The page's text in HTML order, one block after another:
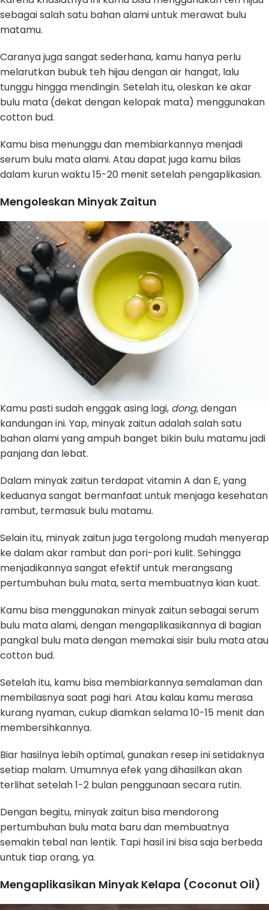
sebagai salah satu bahan alami untuk merawat bulu
matamu.
Caranya juga sangat sederhana, kamu hanya perlu
melarutkan bubuk teh hijau dengan air hangat, lalu
tunggu hingga mendingin. Setelah itu, oleskan ke akar
bulu mata (dekat dengan kelopak mata) menggunakan
cotton bud.
Kamu bisa menunggu dan membiarkannya menjadi
serum bulu mata alami. Atau dapat juga kamu bilas
dalam kurun waktu 15-20 menit setelah pengaplikasian.
Mengoleskan Minyak Zaitun
Kamu pasti sudah enggak asing lagi, dong, dengan
kandungan ini. Yap, minyak zaitun adalah salah satu
bahan alami yang ampuh banget bikin bulu matamu jadi
panjang dan lebat.
Dalam minyak zaitun terdapat vitamin A dan E, yang
keduanya sangat bermanfaat untuk menjaga kesehatan
rambut, termasuk bulu matamu.
Selain itu, minyak zaitun juga tergolong mudah menyerap
ke dalam akar rambut dan pori-pori kulit. Sehingga
menjadikannya sangat efektif untuk merangsang
pertumbuhan bulu mata, serta membuatnya kian kuat.
Kamu bisa menggunakan minyak zaitun sebagai serum
bulu mata alami, dengan mengaplikasikannya di bagian
pangkal bulu mata dengan memakai sisir bulu mata atau
cotton bud.
Setelah itu, kamu bisa membiarkannya semalaman dan
membilasnya saat pagi hari. Atau kalau kamu merasa
kurang nyaman, cukup diamkan selama 10-15 menit dan
membersihkannya.
Biar hasilnya lebih optimal, gunakan resep ini setidaknya
setiap malam. Umumnya efek yang dihasilkan akan
terlihat setelah 1-2 bulan penggunaan secara rutin.
Dengan begitu, minyak zaitun bisa mendorong
pertumbuhan bulu mata baru dan membuatnya
semakin tebal nan lentik. Tapi hasil ini bisa saja berbeda
untuk tiap orang, ya.
Mengaplikasikan Minyak Kelapa (Coconut Oil)